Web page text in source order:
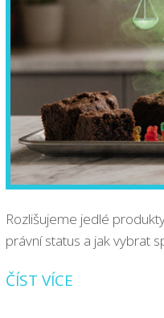
Rozlišujeme jedlé
právní status a jak vybrat
ČÍST VÍCE